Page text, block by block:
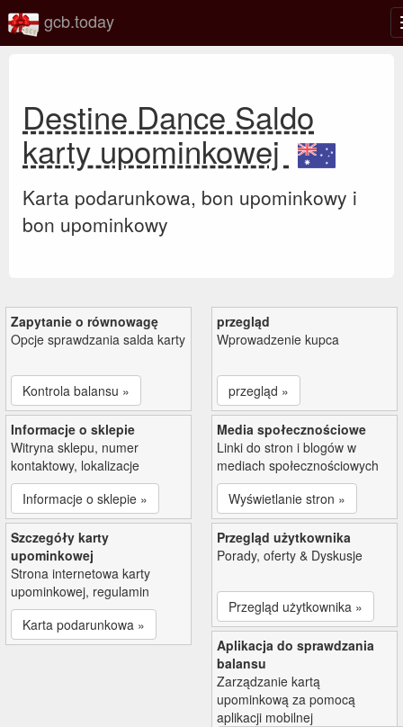
gcb.today
Destine Dance Saldo
karty upominkowej
Karta podarunkowa, bon upominkowy i
bon upominkowy
Zapytanie o równowagę
Opcje sprawdzania salda karty
Kontrola balansu »
przegląd
Wprowadzenie kupca
przegląd »
Informacje o sklepie
Witryna sklepu, numer
kontaktowy, lokalizacje
Informacje o sklepie »
Media społecznościowe
Linki do stron i blogów w
mediach społecznościowych
Wyświetlanie stron »
Szczegóły karty
upominkowej
Strona internetowa karty
upominkowej, regulamin
Karta podarunkowa »
Przegląd użytkownika
Porady, oferty & Dyskusje
Przegląd użytkownika »
Aplikacja do sprawdzania
balansu
Zarządzanie kartą
upominkową za pomocą
aplikacji mobilnej